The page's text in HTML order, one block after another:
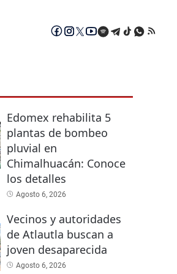
Edomex rehabilita 5
plantas de bombeo
pluvial en
Chimalhuacán: Conoce
los detalles
Agosto 6, 2026
Vecinos y autoridades
de Atlautla buscan a
joven desaparecida
Agosto 6, 2026